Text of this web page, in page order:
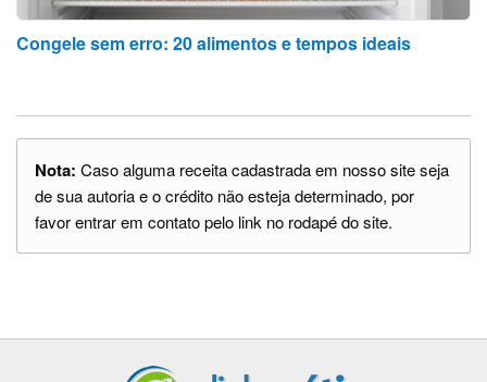
Congele sem erro: 20 alimentos e tempos ideais
Nota: Caso alguma receita cadastrada em nosso site seja
de sua autoria e o crédito não esteja determinado, por
favor entrar em contato pelo link no rodapé do site.